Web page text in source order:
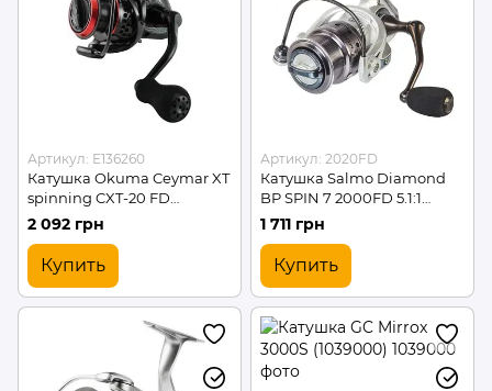
Артикул: E136260
Катушка Okuma Ceymar XT
spinning CXT-20 FD
(E136260)
2 092 грн
Купить
Артикул: 2020FD
Катушка Salmo Diamond
BP SPIN 7 2000FD 5.1:1
(2020FD)
1 711 грн
Купить